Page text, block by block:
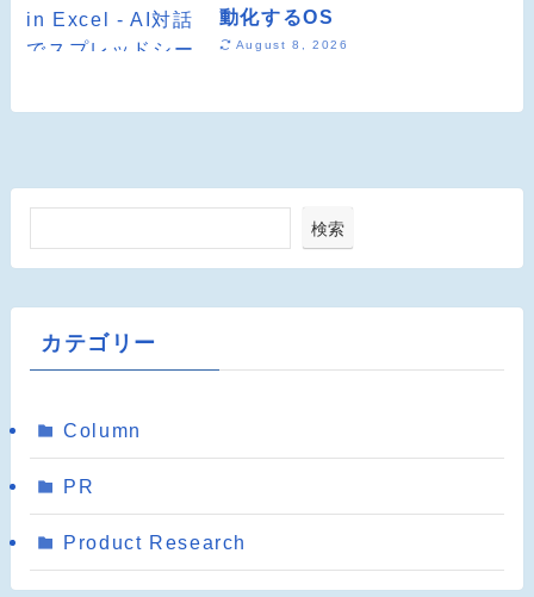
動化するOS
August 8, 2026
検索
カテゴリー
Column
PR
Product Research